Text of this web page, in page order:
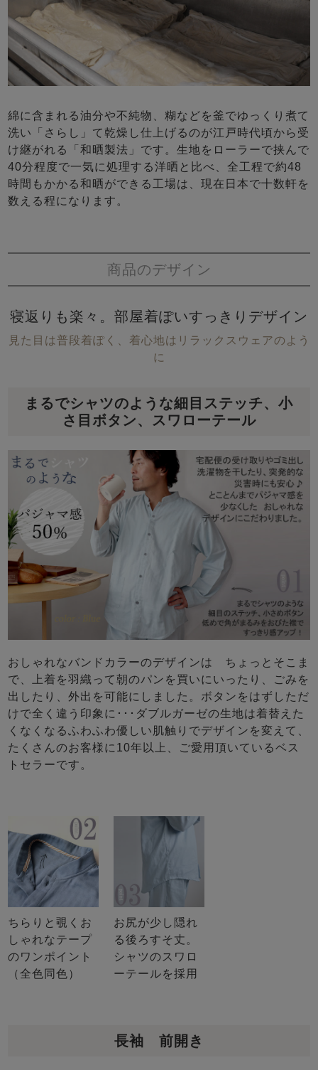
綿に含まれる油分や不純物、糊などを釜でゆっくり煮て
洗い「さらし」て乾燥し仕上げるのが江戸時代頃から受
け継がれる「和晒製法」です。生地をローラーで挟んで
40分程度で一気に処理する洋晒と比べ、全工程で約48
時間もかかる和晒ができる工場は、現在日本で十数軒を
数える程になります。
商品のデザイン
寝返りも楽々。部屋着ぽいすっきりデザイン
見た目は普段着ぽく、着心地はリラックスウェアのよう
に
まるでシャツのような細目ステッチ、小
さ目ボタン、スワローテール
おしゃれなバンドカラーのデザインは ちょっとそこま
で、上着を羽織って朝のパンを買いにいったり、ごみを
出したり、外出を可能にしました。ボタンをはずしただ
けで全く違う印象に･･･ダブルガーゼの生地は着替えた
くなくなるふわふわ優しい肌触りでデザインを変えて、
たくさんのお客様に10年以上、ご愛用頂いているベス
トセラーです。
ちらりと覗くお
しゃれなテープ
のワンポイント
（全色同色）
お尻が少し隠れ
る後ろすそ丈。
シャツのスワロ
ーテールを採用
長袖 前開き